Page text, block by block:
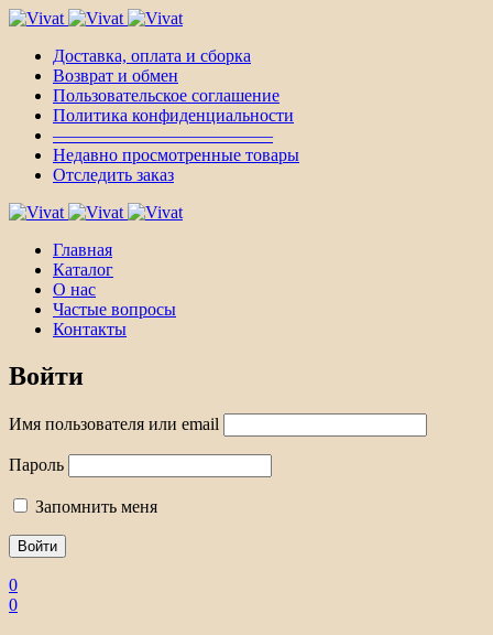
Доставка, оплата и сборка
Возврат и обмен
Пользовательское соглашение
Политика конфиденциальности
————————————–
Недавно просмотренные товары
Отследить заказ
Главная
Каталог
О нас
Частые вопросы
Контакты
Войти
Имя пользователя или email
Пароль
Запомнить меня
0
0